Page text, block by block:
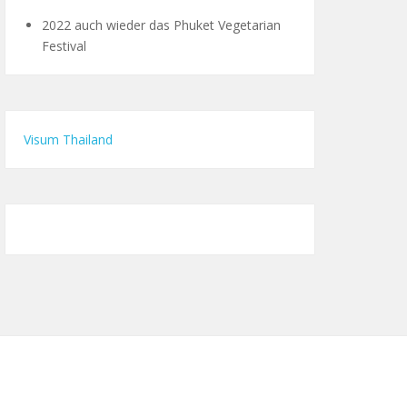
2022 auch wieder das Phuket Vegetarian
Festival
Visum Thailand